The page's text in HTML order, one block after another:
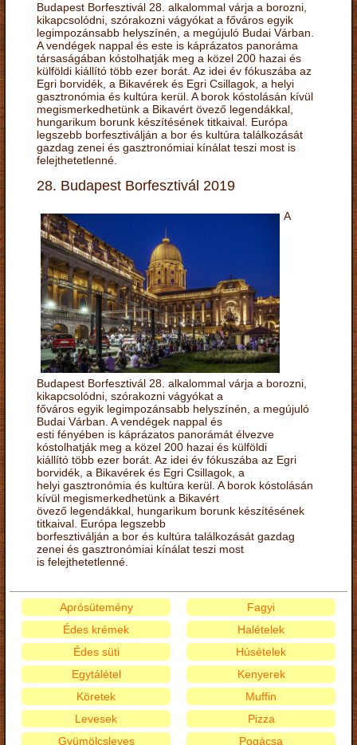
Budapest Borfesztivál 28. alkalommal várja a borozni,
kikapcsolódni, szórakozni vágyókat a főváros egyik
legimpozánsabb helyszínén, a megújuló Budai Várban.
A vendégek nappal és este is káprázatos panoráma
társaságában kóstolhatják meg a közel 200 hazai és
külföldi kiállító több ezer borát. Az idei év fókuszába az
Egri borvidék, a Bikavérek és Egri Csillagok, a helyi
gasztronómia és kultúra kerül. A borok kóstolásán kívül
megismerkedhetünk a Bikavért övező legendákkal,
hungarikum borunk készítésének titkaival. Európa
legszebb borfesztiválján a bor és kultúra találkozását
gazdag zenei és gasztronómiai kínálat teszi most is
felejthetetlenné.
28. Budapest Borfesztivál 2019
A
Budapest Borfesztivál 28. alkalommal várja a borozni,
kikapcsolódni, szórakozni vágyókat a
főváros egyik legimpozánsabb helyszínén, a megújuló
Budai Várban. A vendégek nappal és
esti fényében is káprázatos panorámát élvezve
kóstolhatják meg a közel 200 hazai és külföldi
kiállító több ezer borát. Az idei év fókuszába az Egri
borvidék, a Bikavérek és Egri Csillagok, a
helyi gasztronómia és kultúra kerül. A borok kóstolásán
kívül megismerkedhetünk a Bikavért
övező legendákkal, hungarikum borunk készítésének
titkaival. Európa legszebb
borfesztiválján a bor és kultúra találkozását gazdag
zenei és gasztronómiai kínálat teszi most
is felejthetetlenné.
Aprósütemény
Édes krémek
Édes süti
Egytálétel
Fagyi
Halételek
Húsételek
Kenyerek
Köretek
Levesek
Gyümölcsleves
Muffin
Pizza
Pogácsa